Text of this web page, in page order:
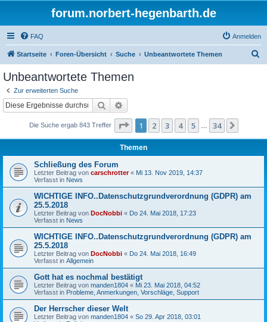
forum.norbert-hegenbarth.de
FAQ Anmelden
Startseite Foren-Übersicht Suche Unbeantwortete Themen
Unbeantwortete Themen
Zur erweiterten Suche
Suche
Die Suche ergab 843 Treffer Seite 1von 34
1 2 3 4 5 34
Themen
Schließung des Forum
Letzter Beitrag von carschrotter« Mi 13. Nov 2019, 14:37
Verfasst in News
WICHTIGE INFO..Datenschutzgrundverordnung (GDPR) am
25.5.2018
Letzter Beitrag von DocNobbi « Do 24. Mai 2018, 17:23
Verfasst in News
WICHTIGE INFO..Datenschutzgrundverordnung (GDPR) am
25.5.2018
Letzter Beitrag von DocNobbi « Do 24. Mai 2018, 16:49
Verfasst in Allgemein
Gott hat es nochmal bestätigt
Letzter Beitrag von manden1804 « Mi 23. Mai 2018, 04:52
Verfasst in Probleme, Anmerkungen, Vorschläge, Support
Der Herrscher dieser Welt
Letzter Beitrag von manden1804 « So 29. Apr 2018, 03:01